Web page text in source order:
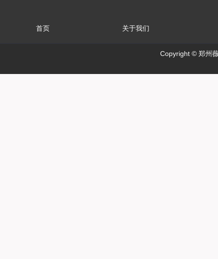
首页 关于我们
Copyright © 郑州